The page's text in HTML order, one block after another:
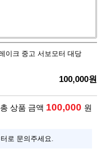
이크 중고 서보모터 대당
100,000원
총 상품 금액 100,000 원
로 문의주세요.